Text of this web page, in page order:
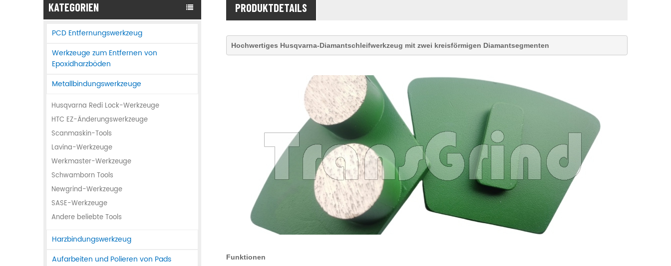
KATEGORIEN
PCD Entfernungswerkzeug
Werkzeuge zum Entfernen von
Epoxidharzböden
Metallbindungswerkzeuge
Husqvarna Redi Lock-Werkzeuge
HTC EZ-Änderungswerkzeuge
Scanmaskin-Tools
Lavina-Werkzeuge
Werkmaster-Werkzeuge
Schwamborn Tools
Newgrind-Werkzeuge
SASE-Werkzeuge
Andere beliebte Tools
Harzbindungswerkzeug
Aufarbeiten und Polieren von Pads
PRODUKTDETAILS
Hochwertiges Husqvarna-Diamantschleifwerkzeug mit zwei kreisförmigen Diamantsegmenten
Funktionen